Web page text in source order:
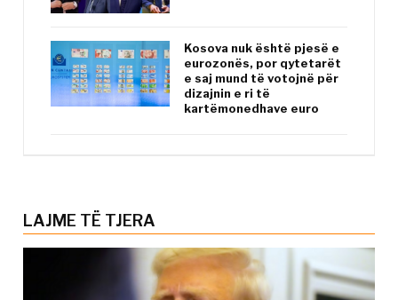
Kosova nuk është pjesë e
eurozonës, por qytetarët
e saj mund të votojnë për
dizajnin e ri të
kartëmonedhave euro
LAJME TË TJERA